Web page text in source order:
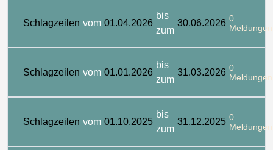
Schlagzeilen vom 01.04.2026
bis
zum
30.06.2026 0
Meldungen
Schlagzeilen vom 01.01.2026
bis
zum
31.03.2026 0
Meldungen
Schlagzeilen vom 01.10.2025
bis
zum
31.12.2025 0
Meldungen